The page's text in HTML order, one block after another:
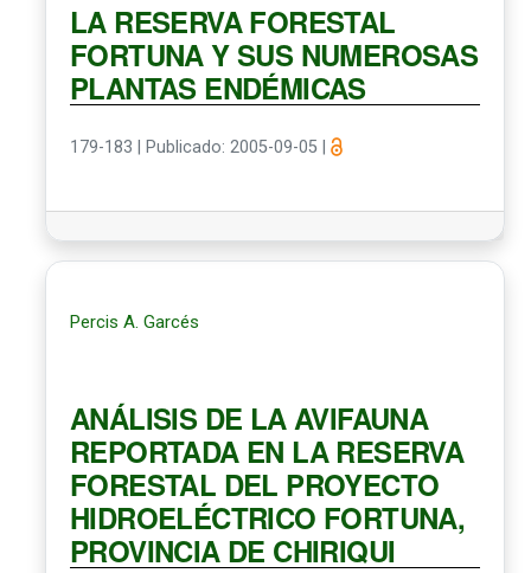
LA RESERVA FORESTAL
FORTUNA Y SUS NUMEROSAS
PLANTAS ENDÉMICAS
179-183 Publicado: 2005-09-05
Percis A. Garcés
ANÁLISIS DE LA AVIFAUNA
REPORTADA EN LA RESERVA
FORESTAL DEL PROYECTO
HIDROELÉCTRICO FORTUNA,
PROVINCIA DE CHIRIQUI